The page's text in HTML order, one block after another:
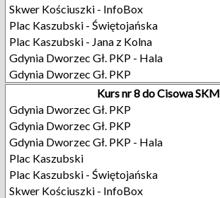
Skwer Kościuszki - InfoBox
Plac Kaszubski - Świętojańska
Plac Kaszubski - Jana z Kolna
Gdynia Dworzec Gł. PKP - Hala
Gdynia Dworzec Gł. PKP
Kurs nr 8 do Cisowa SKM
Gdynia Dworzec Gł. PKP
Gdynia Dworzec Gł. PKP
Gdynia Dworzec Gł. PKP - Hala
Plac Kaszubski
Plac Kaszubski - Świętojańska
Skwer Kościuszki - InfoBox